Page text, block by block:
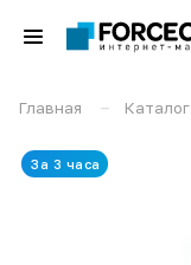
Главная – Каталог
За 3 часа